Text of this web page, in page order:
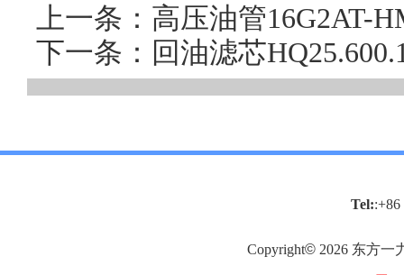
上一条：高压油管16G2AT-
下一条：回油滤芯
Tel::+86
Copyright© 2026 东方一